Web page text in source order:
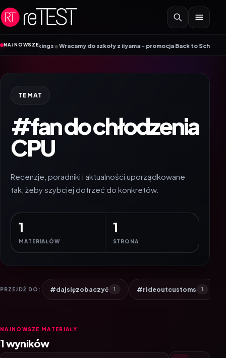
Przejdź do treści
NAJNOWSZE
Vikings•Wracamy do szkoły z iiyama – promocja Back to School na
TEMAT
#fan do chłodzenia
CPU
Recenzje, poradniki i aktualności uporządkowane
tak, żeby szybciej dotrzeć do konkretów.
1
MATERIAŁÓW
1
STRONA
PRZEJDŹ DO: #dajsięzobaczyć 1 #rideoutcustoms 1
NAJNOWSZE MATERIAŁY
1 wyników